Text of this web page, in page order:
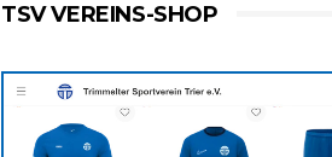
TSV VEREINS-SHOP